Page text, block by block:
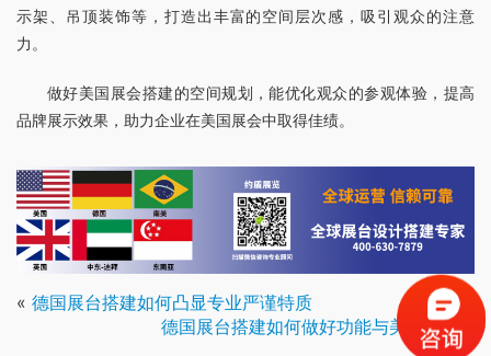
示架、吊顶装饰等，打造出丰富的空间层次感，吸引观众的注意
力。
做好美国展会搭建的空间规划，能优化观众的参观体验，提高
品牌展示效果，助力企业在美国展会中取得佳绩。
« 德国展台搭建如何凸显专业严谨特质
德国展台搭建如何做好功能与美观融合»